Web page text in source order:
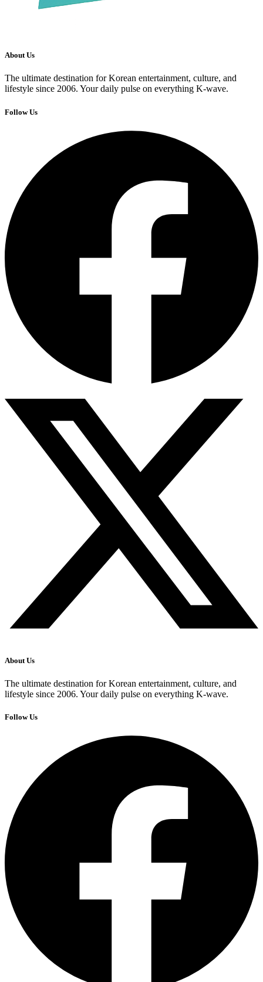
About Us
The ultimate destination for Korean entertainment, culture, and
lifestyle since 2006. Your daily pulse on everything K-wave.
Follow Us
About Us
The ultimate destination for Korean entertainment, culture, and
lifestyle since 2006. Your daily pulse on everything K-wave.
Follow Us